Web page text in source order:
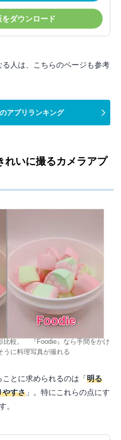
ダウンロード
人は、こちらのページも参考
アプリランキング
れいに撮るカメラアプ
比較。 『Foodie』なら手間をかけ
うに料理写真が撮れる
とに求められるのは「明る
やすさ 」。特にこれらの点にす
。